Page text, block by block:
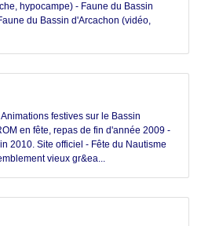
hypocampe) - Faune du Bassin
du Bassin d'Arcachon (vidéo,
festives sur le Bassin
en fête, repas de fin d'année 2009 -
2010. Site officiel - Fête du Nautisme
vieux gr&ea...